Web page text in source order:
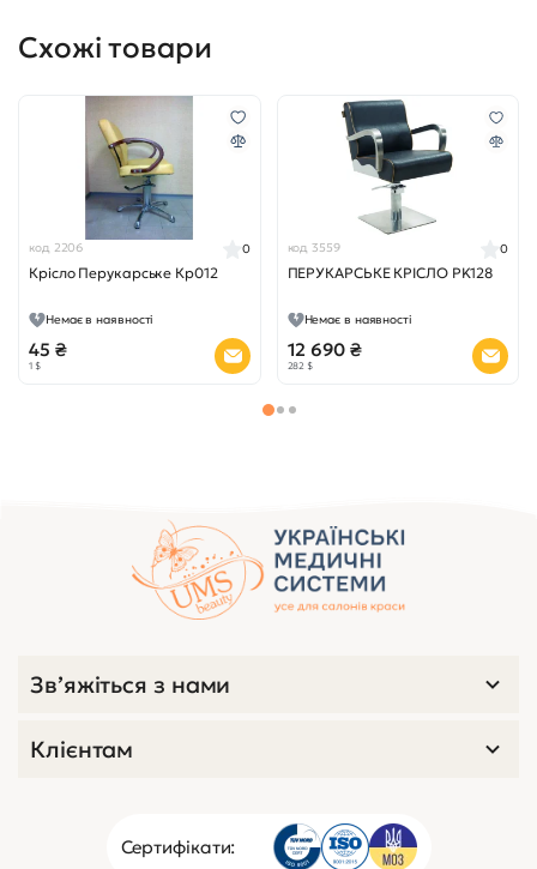
Схожі товари
код 2206
Крісло Перукарське Кр012
0
Немає в наявності
45 ₴
1 $
код 3559
ПЕРУКАРСЬКЕ КРІСЛО PK128
0
Немає в наявності
12 690 ₴
282 $
Сертифікати:
Зв’яжіться з нами
Клієнтам